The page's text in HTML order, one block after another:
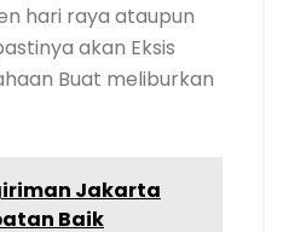
hari raya ataupun
akan Eksis
Buat meliburkan
Jakarta
Baik